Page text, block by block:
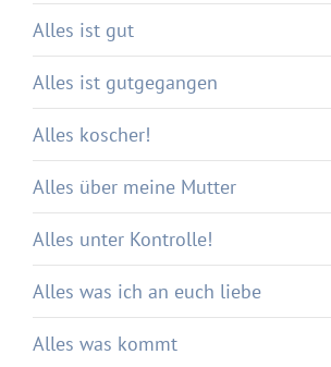
Alles ist gut
Alles ist gutgegangen
Alles koscher!
Alles über meine Mutter
Alles unter Kontrolle!
Alles was ich an euch liebe
Alles was kommt